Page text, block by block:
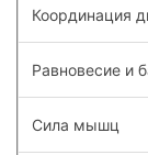
Координация
Равновесие и
Сила мышц